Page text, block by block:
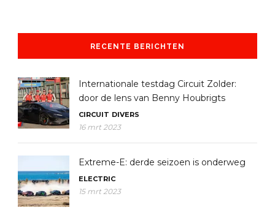
RECENTE BERICHTEN
Internationale testdag Circuit Zolder:
door de lens van Benny Houbrigts
CIRCUIT DIVERS
16 mrt 2023
Extreme-E: derde seizoen is onderweg
ELECTRIC
15 mrt 2023